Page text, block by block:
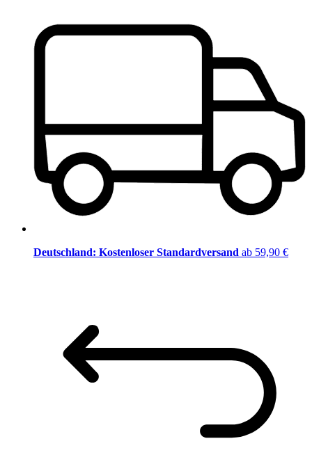
Deutschland: Kostenloser Standardversand ab 59,90 €